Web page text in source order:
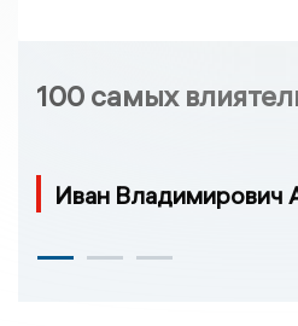
100 самых
Иван Владимирович